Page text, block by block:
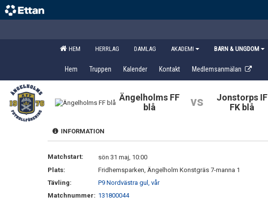
HEM HERRLAG DAMLAG AKADEMI BARN & UNGDOM
Hem Truppen Kalender Kontakt Medlemsanmälan
Ängelholms FF
blå
vs
Jonstorps IF
FK blå
INFORMATION
Matchstart:
sön 31 maj, 10:00
Plats:
Fridhemsparken, Ängelholm Konstgräs 7-manna 1
Tävling:
P9 Nordvästra gul, vår
Matchnummer: 131800044